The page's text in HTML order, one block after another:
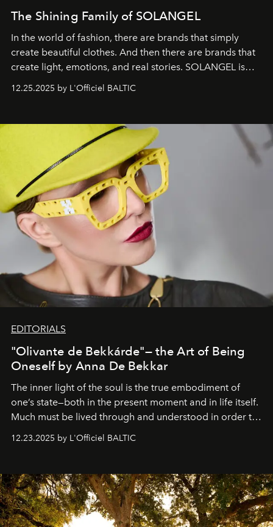
The Shining Family of SOLANGEL
In the world of fashion, there are brands that simply
create beautiful clothes. And then there are brands that
create light, emotions, and real stories. SOLANGEL is
one of them.
12.25.2025 by L'Officiel BALTIC
EDITORIALS
"Olivante de Bekkárde"— the Art of Being
Oneself by Anna De Bekkar
The inner light of the soul is the true embodiment of
one’s state—both in the present moment and in life itself.
Much must be lived through and understood in order to
preserve that crystal clarity of awareness, which not
everyone sees at once, not everyone understands
away. Time is essential, for beneath countless irresistible
masks, something truly beautiful hides modestly, without
seeking attention. To perceive the real essence, one
needs the art of reinterpretation. We have named this
12.23.2025 by L'Officiel BALTIC